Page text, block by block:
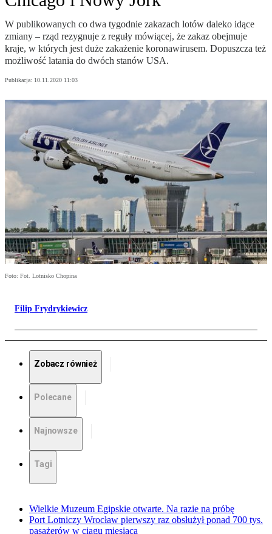
W publikowanych co dwa tygodnie zakazach lotów daleko idące
zmiany – rząd rezygnuje z reguły mówiącej, że zakaz obejmuje
kraje, w których jest duże zakażenie koronawirusem. Dopuszcza też
możliwość latania do dwóch stanów USA.
Publikacja: 10.11.2020 11:03
Foto: Fot. Lotnisko Chopina
Filip Frydrykiewicz
Zobacz również
Polecane
Najnowsze
Tagi
Wielkie Muzeum Egipskie otwarte. Na razie na próbę
Port Lotniczy Wrocław pierwszy raz obsłużył ponad 700 tys.
pasażerów w ciągu miesiąca